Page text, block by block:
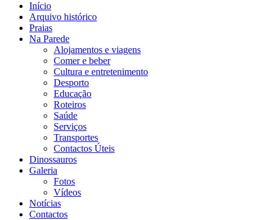
Início
Arquivo histórico
Praias
Na Parede
Alojamentos e viagens
Comer e beber
Cultura e entretenimento
Desporto
Educação
Roteiros
Saúde
Serviços
Transportes
Contactos Úteis
Dinossauros
Galeria
Fotos
Vídeos
Notícias
Contactos